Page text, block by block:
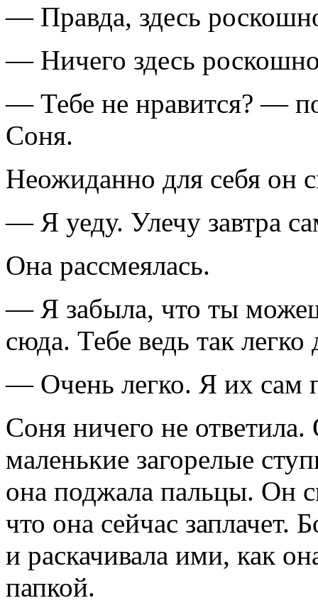
— Правда, здесь
— Ничего здесь
— Тебе не нравится? —
Соня.
Неожиданно для себя он
— Я уеду. Улечу завтра
Она рассмеялась.
— Я забыла, что ты
сюда. Тебе ведь так легко
— Очень легко. Я их сам
Соня ничего не
маленькие загорелые
она поджала пальцы. Он
что она сейчас заплачет.
и раскачивала ими, как
папкой.